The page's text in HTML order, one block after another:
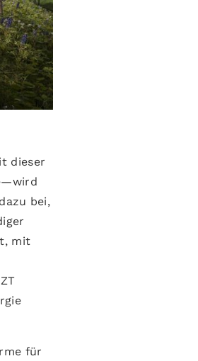
dieser
bei,
mit
für